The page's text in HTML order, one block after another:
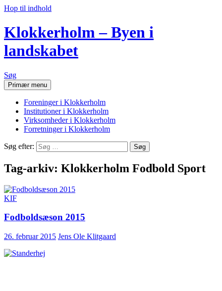
Hop til indhold
Klokkerholm – Byen i
landskabet
Søg
Primær menu
Foreninger i Klokkerholm
Institutioner i Klokkerholm
Virksomheder i Klokkerholm
Forretninger i Klokkerholm
Søg efter:
Tag-arkiv: Klokkerholm Fodbold Sport
KIF
Fodboldsæson 2015
26. februar 2015 Jens Ole Klitgaard